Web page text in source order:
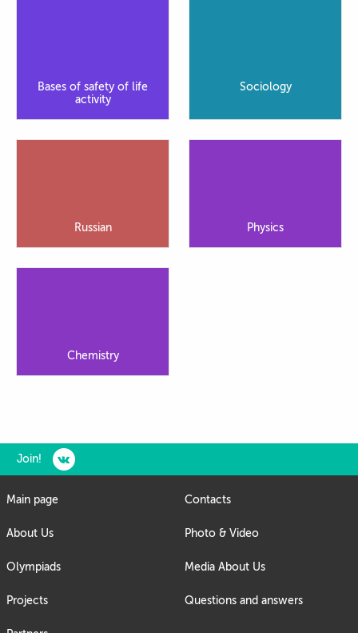
Bases of safety of life
activity
Sociology
Russian Physics
Chemistry
Join!
Main page
About Us
Olympiads
Projects
Contacts
Photo & Video
Media About Us
Questions and answers